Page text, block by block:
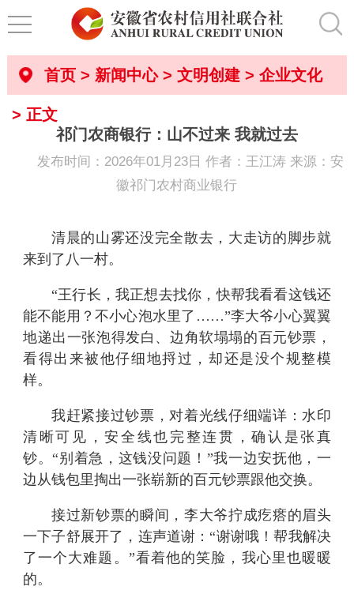
首页> 新闻中心> 文明创建> 企业文化
> 正文
祁门农商银行：山不过来 我就过去
发布时间：2026年01月23日 作者：王江涛 来源：安
徽祁门农村商业银行
清晨的山雾还没完全散去，大走访的脚步就
来到了八一村。
“王行长，我正想去找你，快帮我看看这钱还
能不能用？不小心泡水里了……”李大爷小心翼翼
地递出一张泡得发白、边角软塌塌的百元钞票，
看得出来被他仔细地捋过，却还是没个规整模
样。
我赶紧接过钞票，对着光线仔细端详：水印
清晰可见，安全线也完整连贯，确认是张真
钞。 “别着急，这钱没问题！”我一边安抚他，一
边从钱包里掏出一张崭新的百元钞票跟他交换。
接过新钞票的瞬间，李大爷拧成疙瘩的眉头
一下子舒展开了，连声道谢： “谢谢哦！帮我解决
了一个大难题。”看着他的笑脸，我心里也暖暖
的。